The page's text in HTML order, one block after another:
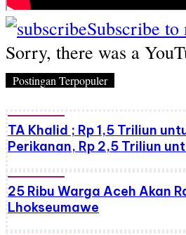
Subscribe to
Sorry, there was a
Postingan Terpopuler
TA Khalid ; Rp 1,5 Triliun
Perikanan, Rp 2,5 Triliun
25 Ribu Warga Aceh Akan
Lhokseumawe